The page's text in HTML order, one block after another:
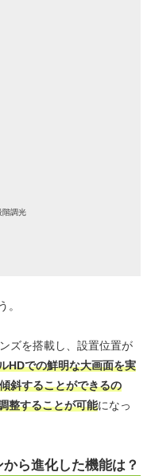
調光
。
ズを搭載し、設置位置が
HDでの鮮明な大画面を実
斜することができるの
整することが可能になっ
ら進化した機能は？